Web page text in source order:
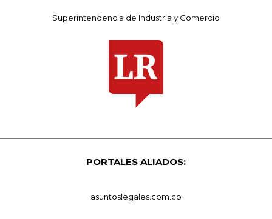
Superintendencia de Industria y Comercio
PORTALES ALIADOS:
asuntoslegales.com.co